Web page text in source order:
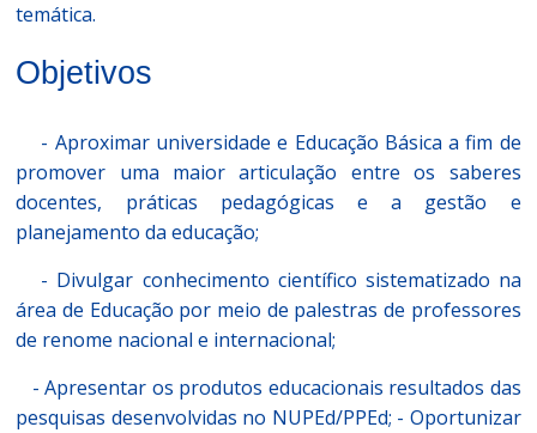
temática.
Objetivos
- Aproximar universidade e Educação Básica a fim de
promover uma maior articulação entre os saberes
docentes, práticas pedagógicas e a gestão e
planejamento da educação;
- Divulgar conhecimento científico sistematizado na
área de Educação por meio de palestras de professores
de renome nacional e internacional;
- Apresentar os produtos educacionais resultados das
pesquisas desenvolvidas no NUPEd/PPEd; - Oportunizar